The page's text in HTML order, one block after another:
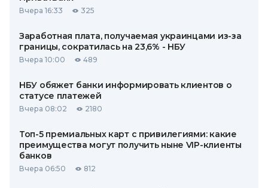
Вчера 16:33 325
Заработная плата, получаемая украинцами из-за
границы, сократилась на 23,6% - НБУ
Вчера 10:00 489
НБУ обяжет банки информировать клиентов о
статусе платежей
Вчера 08:02 2180
Топ-5 премиальных карт с привилегиями: какие
преимущества могут получить ныне VIP-клиенты
банков
Вчера 06:50 812